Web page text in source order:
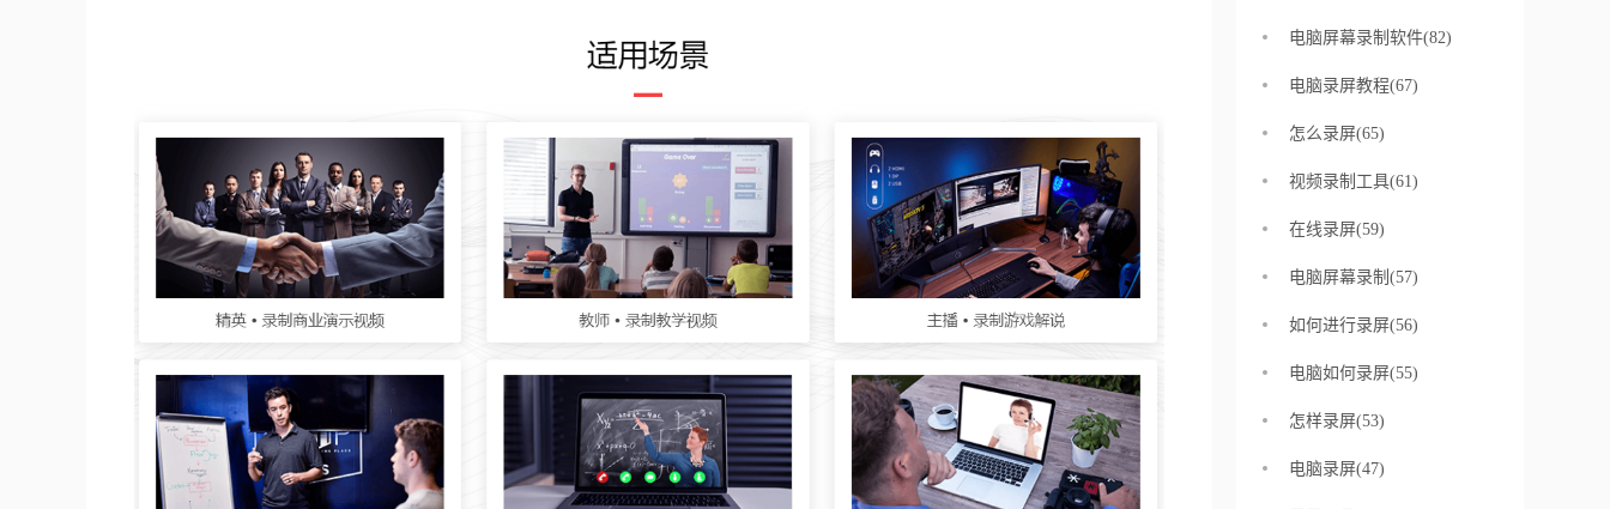
电脑屏幕录制软件(82)
电脑录屏教程(67)
怎么录屏(65)
视频录制工具(61)
在线录屏(59)
电脑屏幕录制(57)
如何进行录屏(56)
电脑如何录屏(55)
怎样录屏(53)
电脑录屏(47)